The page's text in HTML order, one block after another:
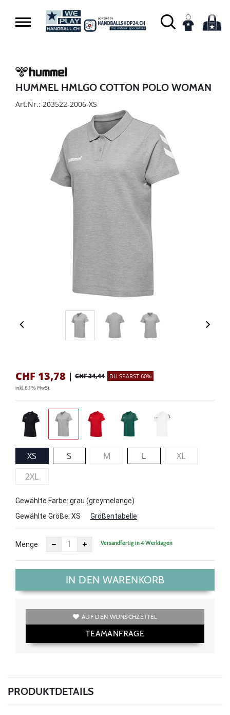
HUMMEL HMLGO COTTON POLO WOMAN
Art.Nr.: 203522-2006-XS
CHF 13,78 | CHF 34,44 DU SPARST 60%
inkl. 8.1 % MwSt.
XS S M L
XL
2XL
Gewählte Farbe: grau (greymelange)
Gewählte Größe: XS Größentabelle
Menge Versandfertig in 4 Werktagen
IN DEN WARENKORB
AUF DEN WUNSCHZETTEL
TEAMANFRAGE
PRODUKTDETAILS